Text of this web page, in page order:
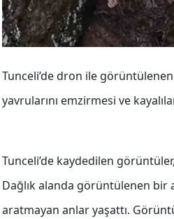
Tunceli’de dron ile görüntülenen
yavrularını emzirmesi ve
Tunceli’de kaydedilen
Dağlık alanda görüntülenen bir
aratmayan anlar yaşattı.